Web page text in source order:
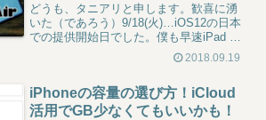
どうも、タニアリと申します。歓喜に湧
いた（であろう）9/18(火)…iOS12の日本
での提供開始日でした。僕も早速iPad AIr
へダウンロード、インストールを行って
復活のその時を楽しみにしておりまし
つま...
2018.09.19
iPhoneの容量の選び方！iCloud
活用でGB少なくてもいいかも！